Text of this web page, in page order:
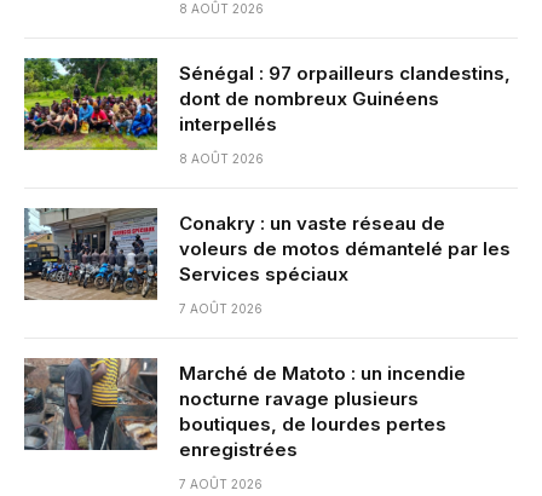
8 AOÛT 2026
Sénégal : 97 orpailleurs clandestins,
dont de nombreux Guinéens
interpellés
8 AOÛT 2026
Conakry : un vaste réseau de
voleurs de motos démantelé par les
Services spéciaux
7 AOÛT 2026
Marché de Matoto : un incendie
nocturne ravage plusieurs
boutiques, de lourdes pertes
enregistrées
7 AOÛT 2026